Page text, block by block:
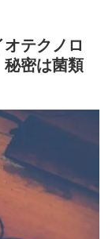
テクノロ
秘密は菌類